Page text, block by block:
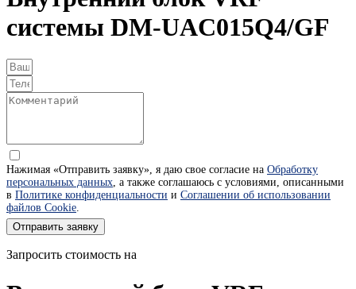
системы DM-UAC015Q4/GF
Нажимая «Отправить заявку», я даю свое согласие на Обработку
персональных данных, а также соглашаюсь с условиями, описанными
в Политике конфиденциальности и Соглашении об использовании
файлов Cookie.
Отправить заявку
Запросить стоимость на